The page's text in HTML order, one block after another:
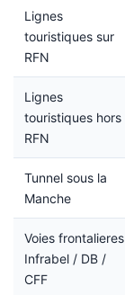
Lignes
touristiques sur
RFN
Lignes
touristiques hors
RFN
Tunnel sous la
Manche
Voies frontalieres
Infrabel / DB /
CFF